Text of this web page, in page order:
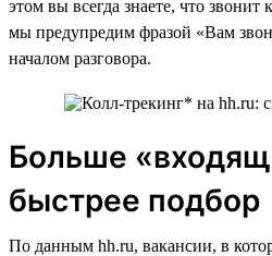
этом вы всегда знаете, что
мы предупредим фразой «Вам
началом разговора.
Больше
быстрее подбор
По данным hh.ru, вакансии, в